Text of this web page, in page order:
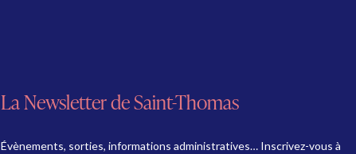
La Newsletter de Saint-Thomas
Évènements, sorties, informations administratives… Inscrivez-vous à